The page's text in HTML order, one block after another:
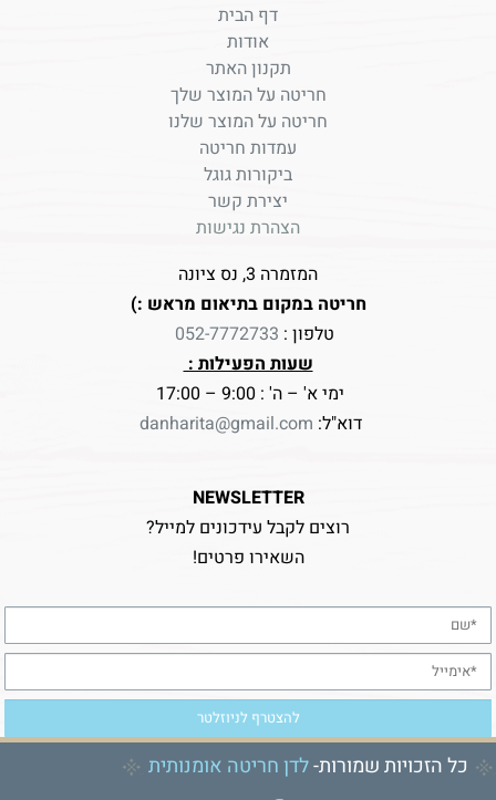
דף הבית
אודות
תקנון האתר
חריטה על המוצר שלך
חריטה על המוצר שלנו
עמדות חריטה
ביקורות גוגל
יצירת קשר
הצהרת נגישות
המזמרה 3, נס ציונה
חריטה במקום בתיאום מראש :)
טלפון : 052-7772733
שעות הפעילות :
ימי א' – ה' : 9:00 – 17:00
דוא"ל: danharita@gmail.com
NEWSLETTER
רוצים לקבל עידכונים למייל?
השאירו פרטים!
כל הזכויות שמורות-לדן חריטה אומנותית